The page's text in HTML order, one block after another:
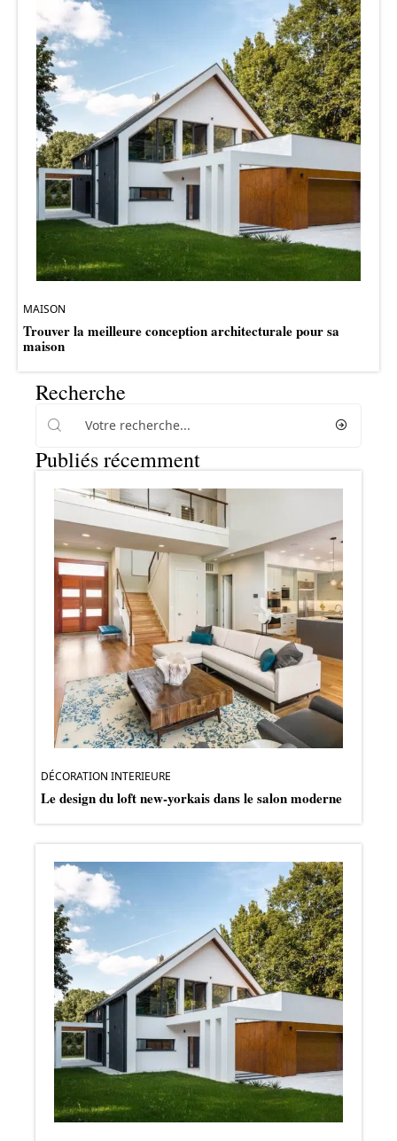
MAISON
Trouver la meilleure conception architecturale pour sa
maison
Recherche
Publiés récemment
DÉCORATION INTERIEURE
Le design du loft new-yorkais dans le salon moderne